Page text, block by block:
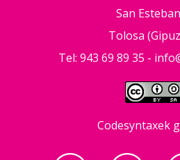
San
Tolosa
Tel: 943 69 89 35 -
Codesyntaxek